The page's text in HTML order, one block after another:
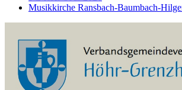
Musikkirche Ransbach-Baumbach-